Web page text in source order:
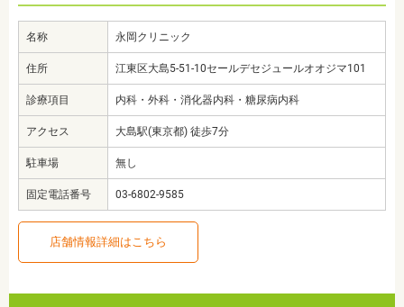
名称 永岡クリニック
住所 江東区大島5-51-10セールデセジュールオオジマ101
診療項目 内科・外科・消化器内科・糖尿病内科
アクセス 大島駅(東京都) 徒歩7分
駐車場 無し
固定電話番号 03-6802-9585
店舗情報詳細はこちら